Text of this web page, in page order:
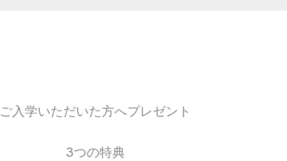
ご入学いただいた方へプレゼント
3つの特典